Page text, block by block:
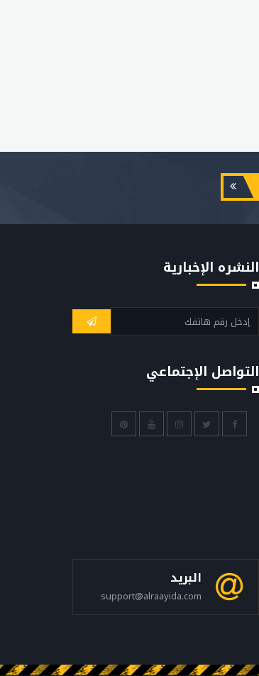
النشره الإخبارية
التواصل الإجتماعي
البريد
support@alraayida.com